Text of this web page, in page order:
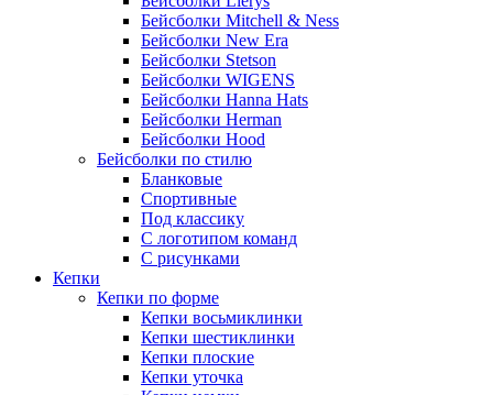
Бейсболки Mitchell & Ness
Бейсболки New Era
Бейсболки Stetson
Бейсболки WIGENS
Бейсболки Hanna Hats
Бейсболки Herman
Бейсболки Hood
Бейсболки по стилю
Бланковые
Спортивные
Под классику
С логотипом команд
С рисунками
Кепки
Кепки по форме
Кепки восьмиклинки
Кепки шестиклинки
Кепки плоские
Кепки уточка